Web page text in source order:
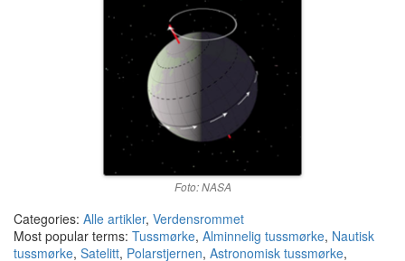
Foto: NASA
Categories: Alle artikler, Verdensrommet
Most popular terms: Tussmørke, Alminnelig tussmørke, Nautisk
tussmørke, Satelitt, Polarstjernen, Astronomisk tussmørke,